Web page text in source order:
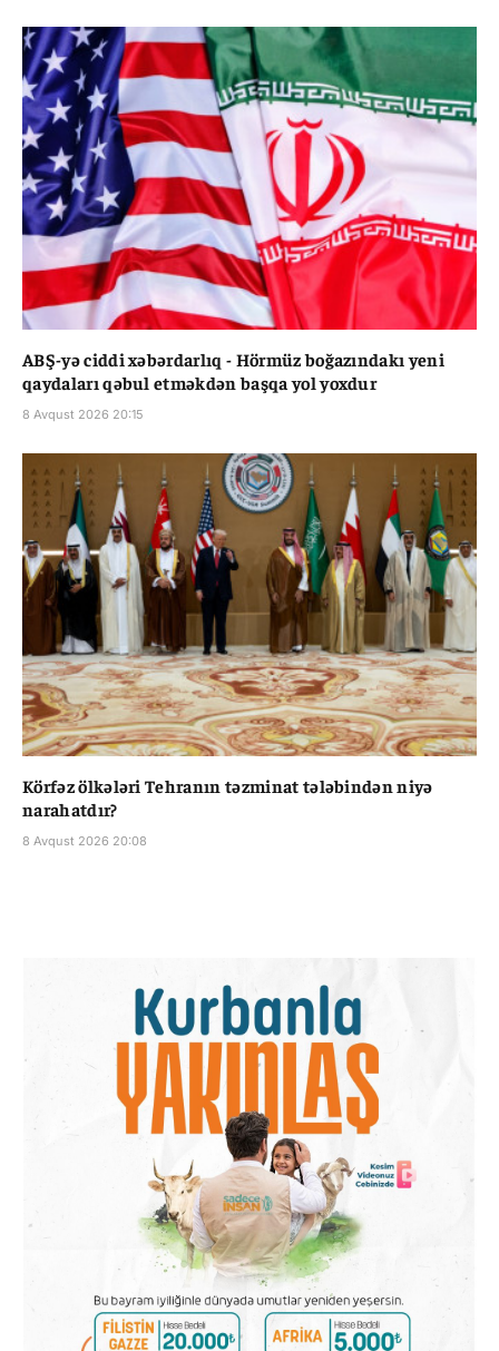
ABŞ-yə ciddi xəbərdarlıq - Hörmüz boğazındakı yeni
qaydaları qəbul etməkdən başqa yol yoxdur
8 Avqust 2026 20:15
Körfəz ölkələri Tehranın təzminat tələbindən niyə
narahatdır?
8 Avqust 2026 20:08